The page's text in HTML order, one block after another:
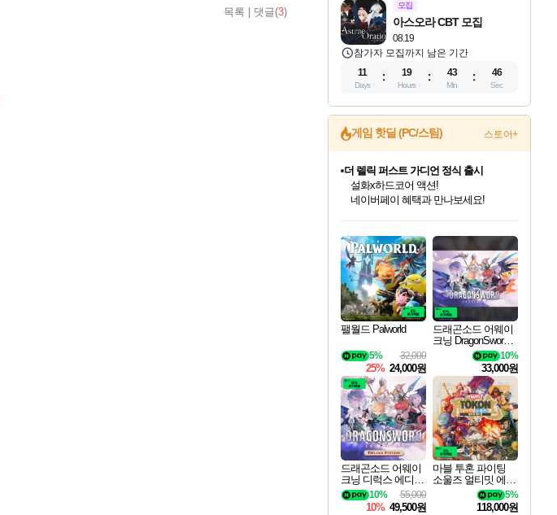
목록 댓글(3)
모집
08.19
아스오라 CBT 모집
참가자 모집까지 남은 기간
11
Days
19
Hours
43
Min
45
Sec
게임 핫딜 (PC/스팀) 스토어+
최대 90% 할인가를 만나보세요!
네이버혜택과 함께 만나보세요!
50%할인&추가 적립까지!
네이버 포인트 혜택까지!
이니&베니 혜택까지!
네이버 혜택가와 함께 예약하세요!
할인&네이버혜택으로 만나보세요!
더 렐릭 퍼스트 가디언 정식 출시
설화x하드코어 액션!
네이버페이 혜택과 만나보세요!
40주년 프로모션으로 만나보세요!
할인가에 만나보세요!
일부 에디션 상시 할인!
혜택으로 예약 판매 중
편안하게 충전하세요
팰월드 Palworld
32,000
5%
25% 24,000원
드래곤소드 어웨이
크닝 DragonSword A
10%
33,000원
드래곤소드 어웨이
크닝 디럭스 에디션
DragonSword Awake
ning Deluxe Edition
55,000
10%
10% 49,500원
마블 투혼 파이팅
소울즈 얼티밋 에디
션 MARVEL Tokon
Fighting Souls Ultima
5%
118,000원